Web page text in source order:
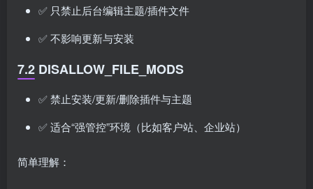
✅ 只禁止后台编辑主题/插件文件
✅ 不影响更新与安装
7.2 DISALLOW_FILE_MODS
✅ 禁止安装/更新/删除插件与主题
✅ 适合“强管控”环境（比如客户站、企业站）
简单理解：